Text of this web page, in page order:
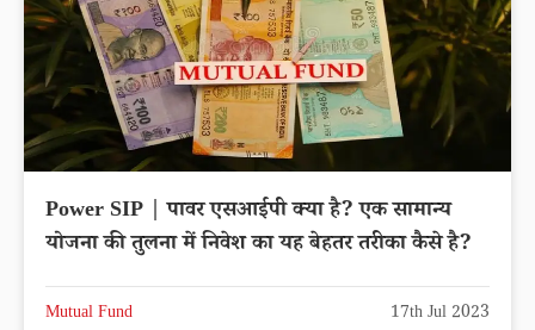
Power SIP | पावर एसआईपी क्या है? एक सामान्य
योजना की तुलना में निवेश का यह बेहतर तरीका कैसे है?
Mutual Fund 17th Jul 2023